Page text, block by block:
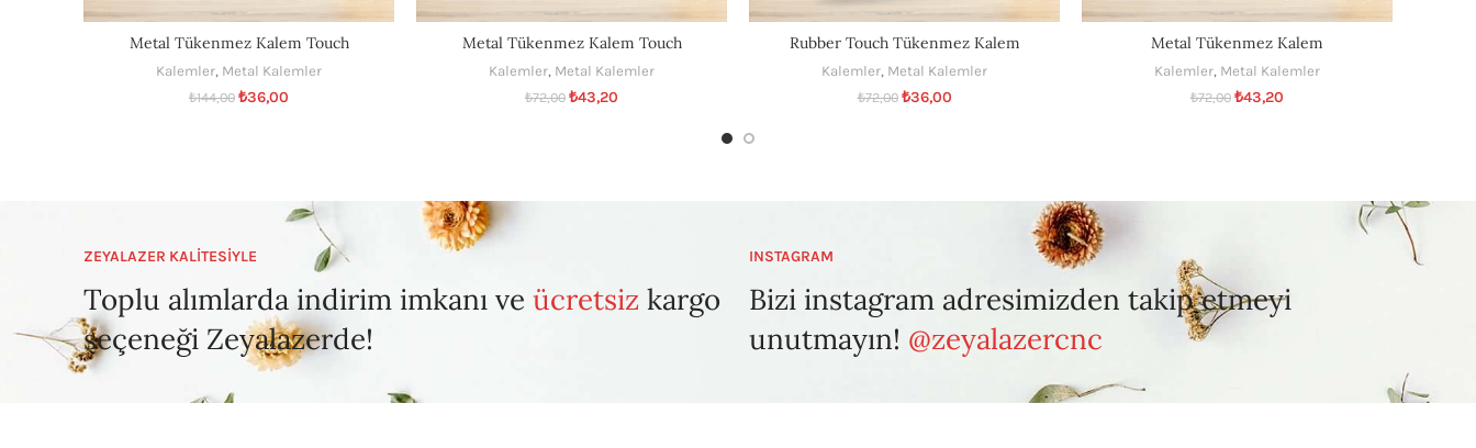
Metal Tükenmez Kalem Touch
Kalemler, Metal Kalemler
₺144,00 ₺36,00
Metal Tükenmez Kalem Touch
Kalemler, Metal Kalemler
₺72,00 ₺43,20
Rubber Touch Tükenmez Kalem
Kalemler, Metal Kalemler
₺72,00 ₺36,00
Metal Tükenmez Kalem
Kalemler, Metal Kalemler
₺72,00 ₺43,20
ZEYALAZER KALİTESİYLE
Toplu alımlarda indirim imkanı ve ücretsiz kargo
seçeneği Zeyalazerde!
INSTAGRAM
Bizi instagram adresimizden takip etmeyi
unutmayın! @zeyalazercnc